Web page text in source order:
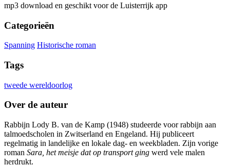
mp3 download en geschikt voor de Luisterrijk app
Categorieën
Spanning Historische roman
Tags
tweede wereldoorlog
Over de auteur
Rabbijn Lody B. van de Kamp (1948) studeerde voor rabbijn aan
talmoedscholen in Zwitserland en Engeland. Hij publiceert
regelmatig in landelijke en lokale dag- en weekbladen. Zijn vorige
roman Sara, het meisje dat op transport ging werd vele malen
herdrukt.